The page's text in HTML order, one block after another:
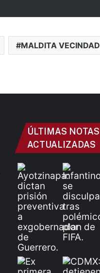
MALDITA VECINDAD
ÚLTIMAS NOTAS
ACTUALIZADAS